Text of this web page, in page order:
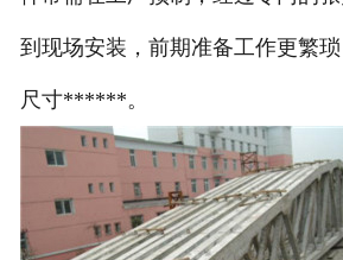
到现场安装，前期准备工作更繁
尺寸******。